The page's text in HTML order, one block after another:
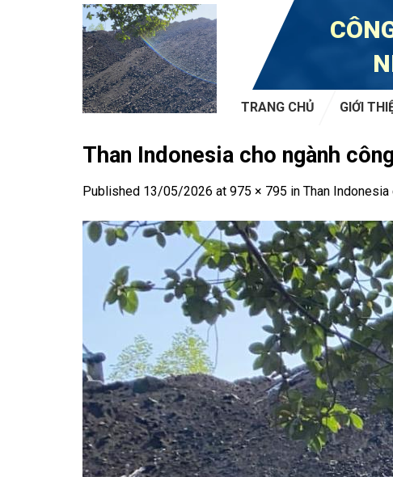
TRANG CHỦ GIỚI
Than Indonesia cho ngành
Published 13/05/2026 at 975 × 795 in Than